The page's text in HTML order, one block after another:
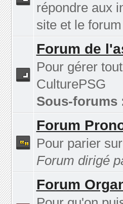
répondre aux
site et le forum
Forum de
Pour gérer
CulturePSG
Sous-forums
Forum
Pour parier
Forum dirigé
Forum